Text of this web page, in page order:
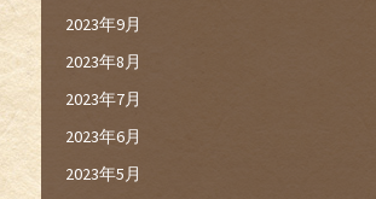
2023年9月
2023年8月
2023年7月
2023年6月
2023年5月